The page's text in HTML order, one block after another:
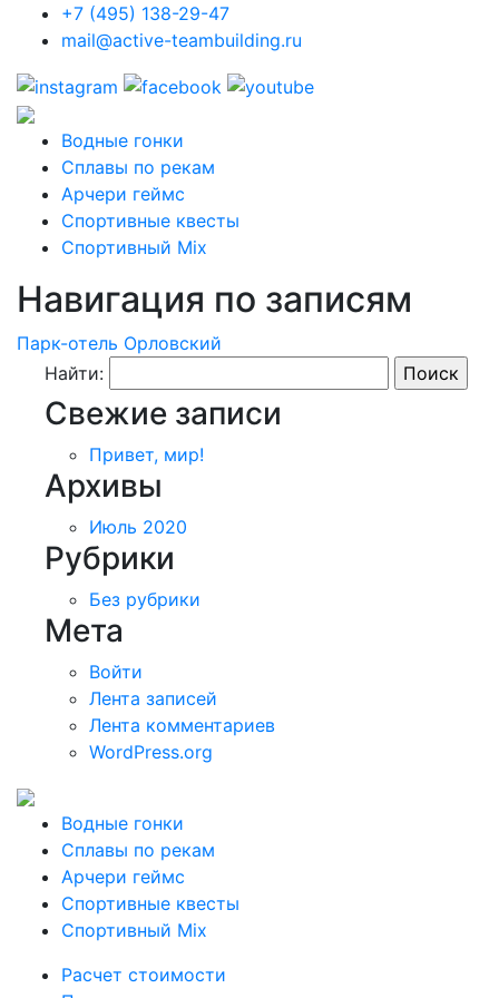
+7 (495) 138-29-47
mail@active-teambuilding.ru
Водные гонки
Сплавы по рекам
Арчери геймс
Спортивные квесты
Спортивный Mix
Навигация по записям
Парк-отель Орловский
Найти:
Свежие записи
Привет, мир!
Архивы
Июль 2020
Рубрики
Без рубрики
Мета
Войти
Лента записей
Лента комментариев
WordPress.org
Водные гонки
Сплавы по рекам
Арчери геймс
Спортивные квесты
Спортивный Mix
Расчет стоимости